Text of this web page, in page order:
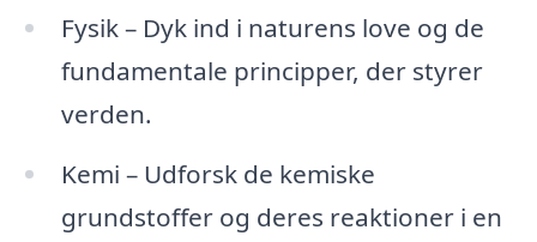
Fysik – Dyk ind i naturens love og de
fundamentale principper, der styrer
verden.
Kemi – Udforsk de kemiske
grundstoffer og deres reaktioner i en